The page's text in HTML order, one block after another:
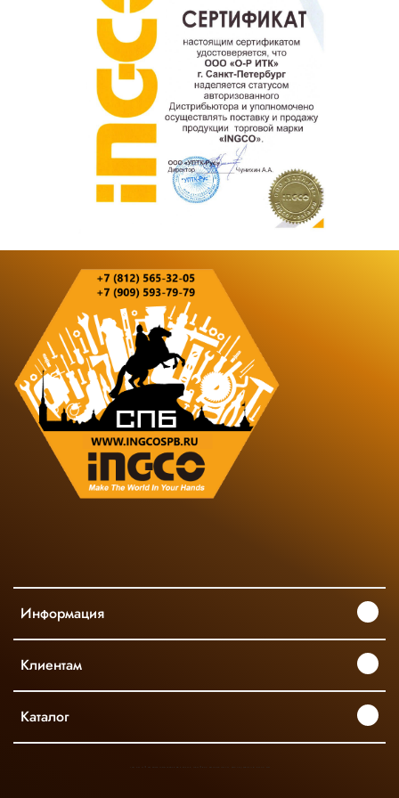
Информация
Клиентам
Каталог